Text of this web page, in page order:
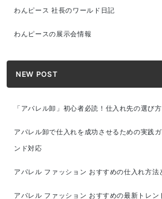
わんピース 社長のワールド日記
わんピースの展示会情報
NEW POST
「アパレル卸」初心者必読！仕入れ先の選び
アパレル卸で仕入れを成功させるための実践
ンド対応
アパレル ファッション おすすめの仕入れ方法
アパレル ファッション おすすめの最新トレン